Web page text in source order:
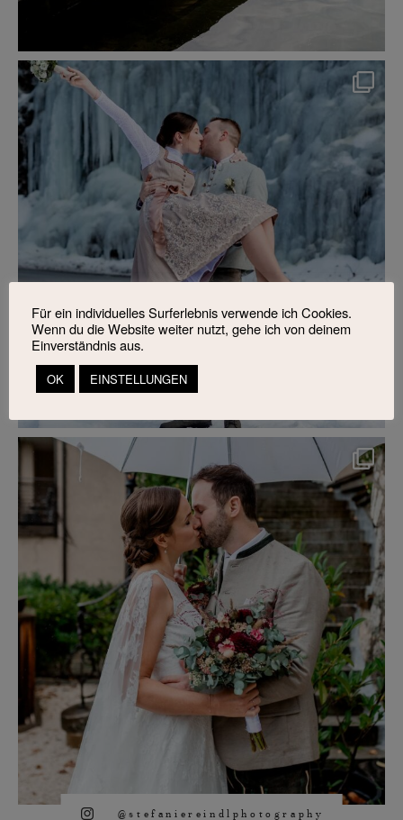
@stefaniereindlphotography
Für ein individuelles Surferlebnis verwende ich Cookies.
Wenn du die Website weiter nutzt, gehe ich von deinem
Einverständnis aus.
OK EINSTELLUNGEN